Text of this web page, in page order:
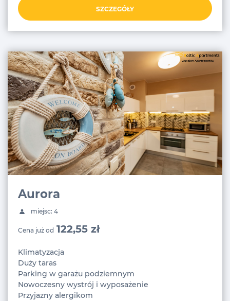
SZCZEGÓŁY
Aurora
miejsc: 4
Cena już od 122,55 zł
Klimatyzacja
Duży taras
Parking w garażu podziemnym
Nowoczesny wystrój i wyposażenie
Przyjazny alergikom